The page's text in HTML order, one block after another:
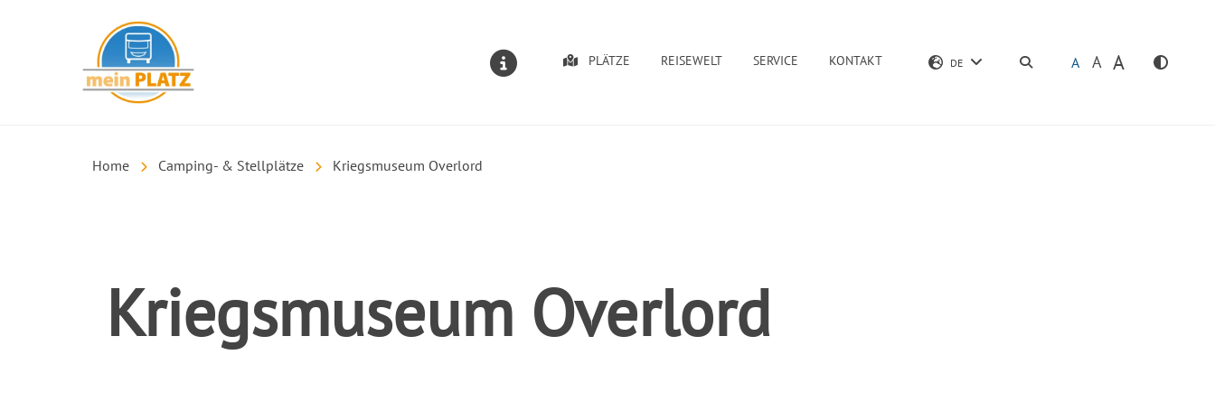
PLÄTZE REISEWELT SERVICE KONTAKT DE SUCHENA A A
Home Camping- & Stellplätze Kriegsmuseum Overlord
Kriegsmuseum Overlord